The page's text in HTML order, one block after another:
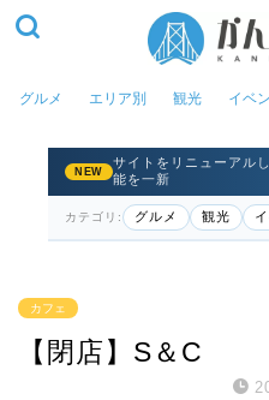
グルメ エリア別 観光 イベ
NEW
サイトをリニューアル
能を一新
カテゴリ: グルメ 観光
カフェ
【閉店】S＆C